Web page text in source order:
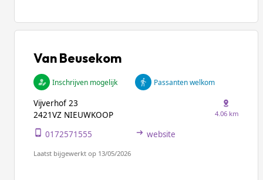
Van Beusekom
Inschrijven mogelijk Passanten welkom
Vijverhof 23
2421VZ NIEUWKOOP
4.06 km
0172571555 website
Laatst bijgewerkt op 13/05/2026